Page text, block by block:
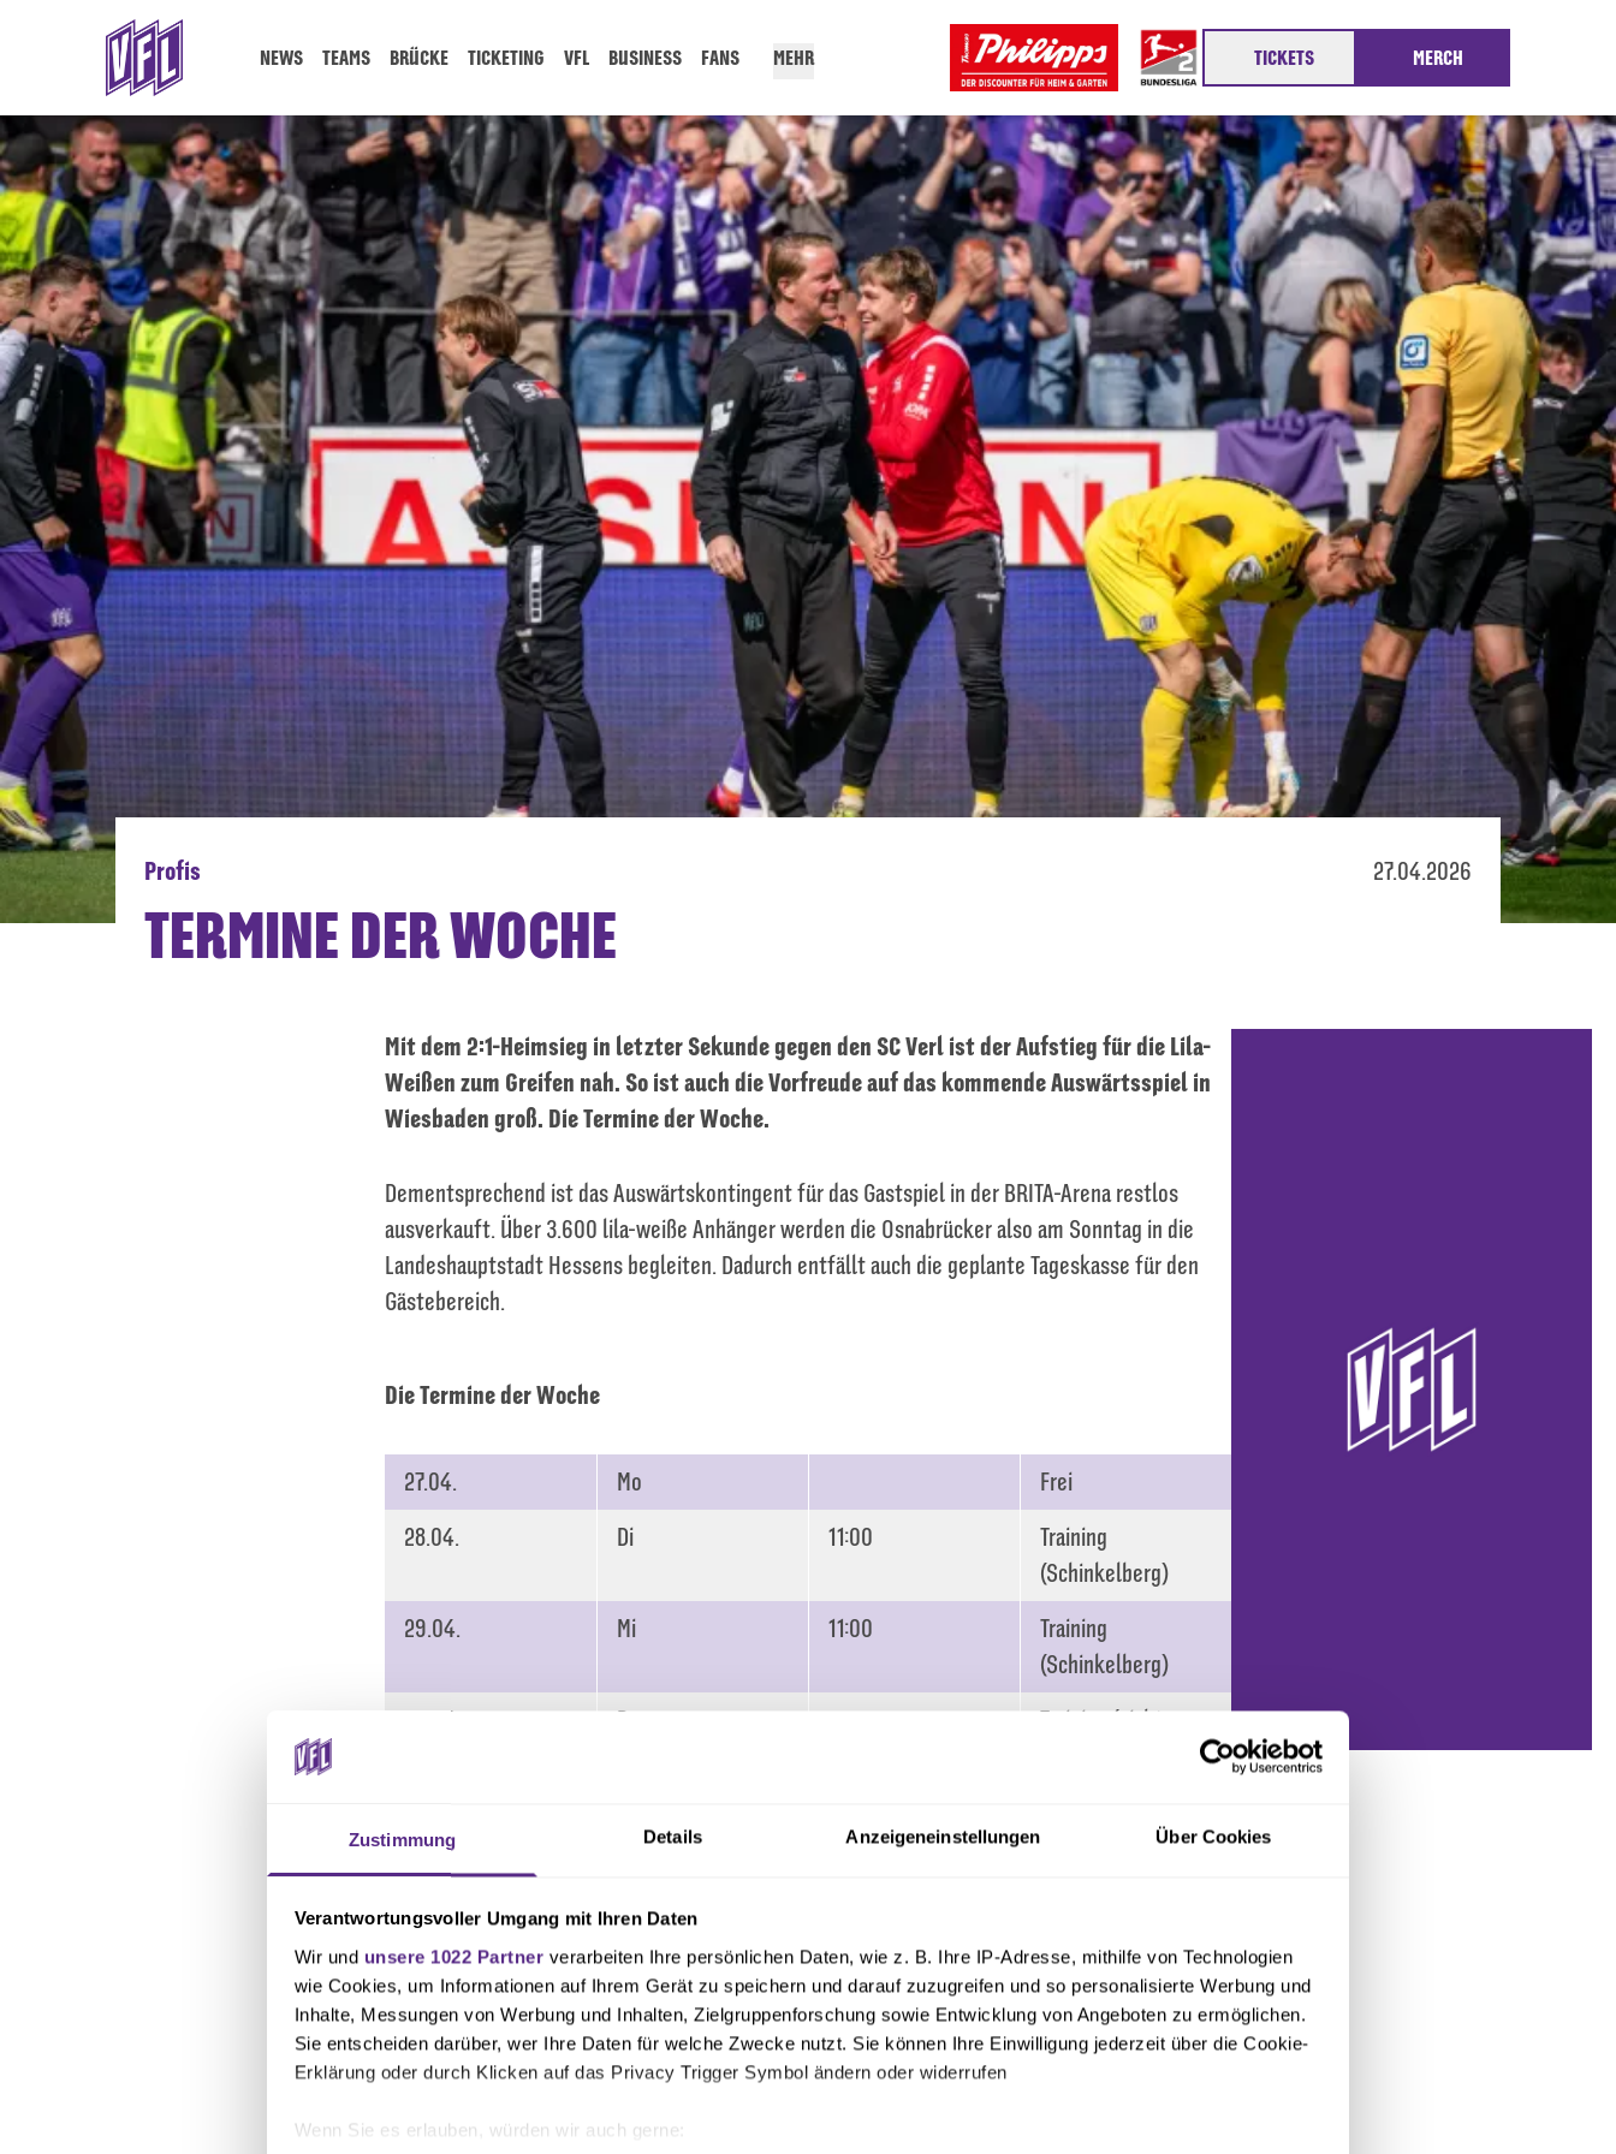
Zustimmung Details Anzeigeneinstellungen Über Cookies
Verantwortungsvoller Umgang mit Ihren Daten
Wir und unsere 1022 Partner verarbeiten Ihre persönlichen Daten, wie z. B. Ihre IP-Adresse, mithilfe von Technologien
wie Cookies, um Informationen auf Ihrem Gerät zu speichern und darauf zuzugreifen und so personalisierte Werbung und
Inhalte, Messungen von Werbung und Inhalten, Zielgruppenforschung sowie Entwicklung von Angeboten zu ermöglichen.
Sie entscheiden darüber, wer Ihre Daten für welche Zwecke nutzt. Sie können Ihre Einwilligung jederzeit über die Cookie-
Erklärung oder durch Klicken auf das Privacy Trigger Symbol ändern oder widerrufen
Wenn Sie es erlauben, würden wir auch gerne:
NEWS TEAMS BRÜCKE TICKETING VFL BUSINESS FANS MEHR TICKETS MERCH
Profis 27.04.2026
TERMINE DER WOCHE
Mit dem 2:1-Heimsieg in letzter Sekunde gegen den SC Verl ist der Aufstieg für die Lila-
Weißen zum Greifen nah. So ist auch die Vorfreude auf das kommende Auswärtsspiel in
Wiesbaden groß. Die Termine der Woche.
Dementsprechend ist das Auswärtskontingent für das Gastspiel in der BRITA-Arena restlos
ausverkauft. Über 3.600 lila-weiße Anhänger werden die Osnabrücker also am Sonntag in die
Landeshauptstadt Hessens begleiten. Dadurch entfällt auch die geplante Tageskasse für den
Gästebereich.
Die Termine der Woche
27.04. Mo
Frei
28.04.
Di 11:00
Training
(Schinkelberg)
29.04.
Mi 11:00
Training
(Schinkelberg)
30.04.
Do
Training (nicht
03.05.
So 16:30
SV Wehen
Wiesbaden – VfL